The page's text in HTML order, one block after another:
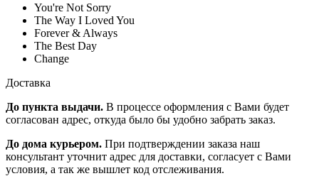
You're Not Sorry
The Way I Loved You
Forever & Always
The Best Day
Change
Доставка
До пункта выдачи. В процессе оформления с Вами будет
согласован адрес, откуда было бы удобно забрать заказ.
До дома курьером. При подтверждении заказа наш
консультант уточнит адрес для доставки, согласует с Вами
условия, а так же вышлет код отслеживания.